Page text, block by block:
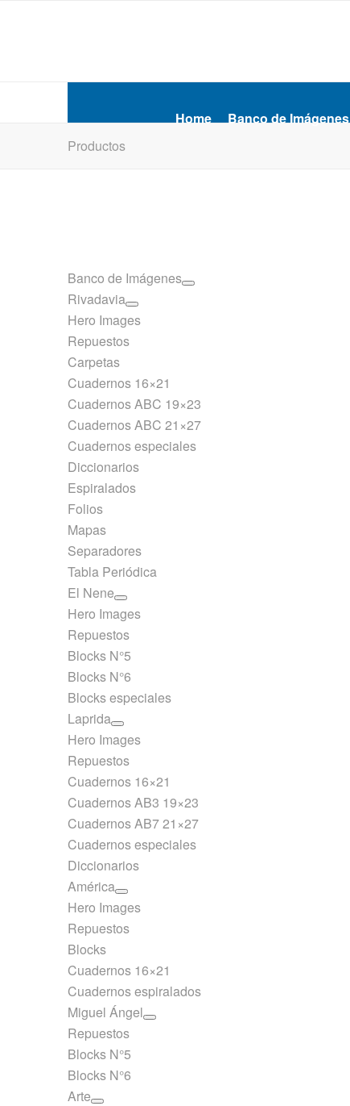
Home Banco de Imágenes
Productos
Banco de Imágenes
Rivadavia
Hero Images
Repuestos
Carpetas
Cuadernos 16×21
Cuadernos ABC 19×23
Cuadernos ABC 21×27
Cuadernos especiales
Diccionarios
Espiralados
Folios
Mapas
Separadores
Tabla Periódica
El Nene
Hero Images
Repuestos
Blocks N°5
Blocks N°6
Blocks especiales
Laprida
Hero Images
Repuestos
Cuadernos 16×21
Cuadernos AB3 19×23
Cuadernos AB7 21×27
Cuadernos especiales
Diccionarios
América
Hero Images
Repuestos
Blocks
Cuadernos 16×21
Cuadernos espiralados
Miguel Ángel
Repuestos
Blocks N°5
Blocks N°6
Arte